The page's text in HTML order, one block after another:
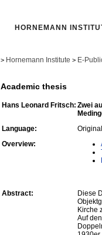
HORNEMANN
> Hornemann Institute > E-
Academic thesis
Hans Leonard Fritsch: Zwei
Language:
Overview:
Abstract:
Diese
Kirche
Auf